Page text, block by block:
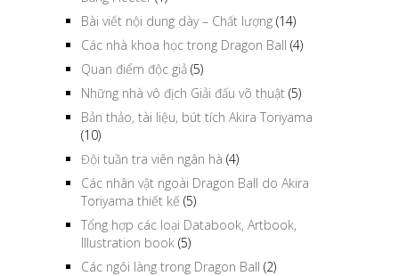
Bài viết nội dung dày – Chất lượng (14)
Các nhà khoa học trong Dragon Ball (4)
Quan điểm độc giả (5)
Những nhà vô địch Giải đấu võ thuật (5)
Bản thảo, tài liệu, bút tích Akira Toriyama
(10)
Đội tuần tra viên ngân hà (4)
Các nhân vật ngoài Dragon Ball do Akira
Toriyama thiết kế (5)
Tổng hợp các loại Databook, Artbook,
Illustration book (5)
Các ngôi làng trong Dragon Ball (2)